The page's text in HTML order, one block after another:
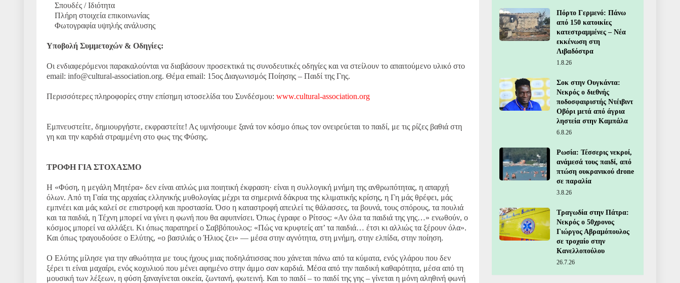
Σπουδές / Ιδιότητα
Πλήρη στοιχεία επικοινωνίας
Φωτογραφία υψηλής ανάλυσης
Υποβολή Συμμετοχών & Οδηγίες:
Οι ενδιαφερόμενοι παρακαλούνται να διαβάσουν προσεκτικά τις συνοδευτικές οδηγίες και να στείλουν το απαιτούμενο υλικό στο
email: info@cultural-association.org. Θέμα email: 15ος Διαγωνισμός Ποίησης – Παιδί της Γης.
Περισσότερες πληροφορίες στην επίσημη ιστοσελίδα του Συνδέσμου: www.cultural-association.org
Εμπνευστείτε, δημιουργήστε, εκφραστείτε! Ας υμνήσουμε ξανά τον κόσμο όπως τον ονειρεύεται το παιδί, με τις ρίζες βαθιά στη
γη και την καρδιά στραμμένη στο φως της Φύσης.
ΤΡΟΦΗ ΓΙΑ ΣΤΟΧΑΣΜΟ
Η «Φύση, η μεγάλη Μητέρα» δεν είναι απλώς μια ποιητική έκφραση· είναι η συλλογική μνήμη της ανθρωπότητας, η απαρχή
όλων. Από τη Γαία της αρχαίας ελληνικής μυθολογίας μέχρι τα σημερινά δάκρυα της κλιματικής κρίσης, η Γη μάς θρέφει, μάς
εμπνέει και μάς καλεί σε επιστροφή και προστασία. Όσο η καταστροφή απειλεί τις θάλασσες, τα βουνά, τους σπόρους, τα πουλιά
και τα παιδιά, η Τέχνη μπορεί να γίνει η φωνή που θα αφυπνίσει. Όπως έγραφε ο Ρίτσος: «Αν όλα τα παιδιά της γης…» ενωθούν, ο
κόσμος μπορεί να αλλάξει. Κι όπως παρατηρεί ο Σαββόπουλος: «Πώς να κρυφτείς απ’ τα παιδιά… έτσι κι αλλιώς τα ξέρουν όλα».
Και όπως τραγουδούσε ο Ελύτης, «ο βασιλιάς ο Ήλιος ζει» — μέσα στην αγνότητα, στη μνήμη, στην ελπίδα, στην ποίηση.
Ο Ελύτης μίλησε για την αθωότητα με τους ήχους μιας ποδηλάτισσας που χάνεται πάνω από τα κύματα, ενός γλάρου που δεν
ξέρει τι είναι μαχαίρι, ενός κοχυλιού που μένει αφημένο στην άμμο σαν καρδιά. Μέσα από την παιδική καθαρότητα, μέσα από τη
μουσική των λέξεων, η φύση ξαναγίνεται οικεία, ζωντανή, φωτεινή. Και το παιδί – το παιδί της γης – γίνεται η μόνη αληθινή φωνή
Πόρτο Γερμενό: Πάνω
από 150 κατοικίες
κατεστραμμένες – Νέα
εκκένωση στη
Λιβαδόστρα
1.8.26
Σοκ στην Ουγκάντα:
Νεκρός ο διεθνής
ποδοσφαιριστής Ντέιβιντ
Οβόρι μετά από άγρια
ληστεία στην Καμπάλα
6.8.26
Ρωσία: Τέσσερις νεκροί,
ανάμεσά τους παιδί, από
πτώση ουκρανικού drone
σε παραλία
3.8.26
Τραγωδία στην Πάτρα:
Νεκρός ο 50χρονος
Γιώργος Αβραμόπουλος
σε τροχαίο στην
Κανελλοπούλου
26.7.26